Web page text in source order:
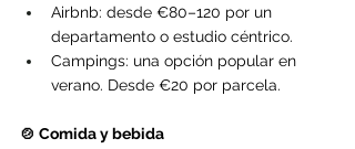
Airbnb: desde €80–120 por un
departamento o estudio céntrico.
Campings: una opción popular en
verano. Desde €20 por parcela.
🍲 Comida y bebida